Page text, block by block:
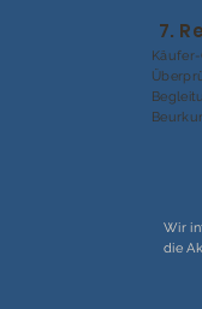
7.
Wir
die